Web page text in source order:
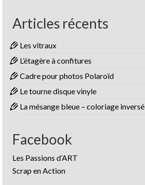
Articles récents
Les vitraux
L’étagère à confitures
Cadre pour photos Polaroïd
Le tourne disque vinyle
La mésange bleue – coloriage inversé
Facebook
Les Passions d’ART
Scrap en Action